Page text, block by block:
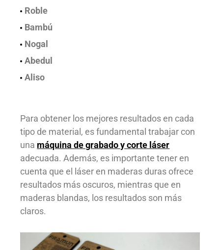
Roble
Bambú
Nogal
Abedul
Aliso
Para obtener los mejores resultados en cada
tipo de material, es fundamental trabajar con
una máquina de grabado y corte láser
adecuada. Además, es importante tener en
cuenta que el láser en maderas duras ofrece
resultados más oscuros, mientras que en
maderas blandas, los resultados son más
claros.